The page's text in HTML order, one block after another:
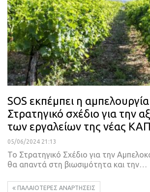
SOS εκπέμπει η
Στρατηγικό σχέδιο για την
των εργαλείων της νέας ΚΑΠ
05/06/2024 21:13
Το Στρατηγικό Σχέδιο για την
θα απαντά στη βιωσιμότητα και την…
ΠΑΛΑΙΌΤΕΡΕΣ ΑΝΑΡΤΉΣΕΙΣ